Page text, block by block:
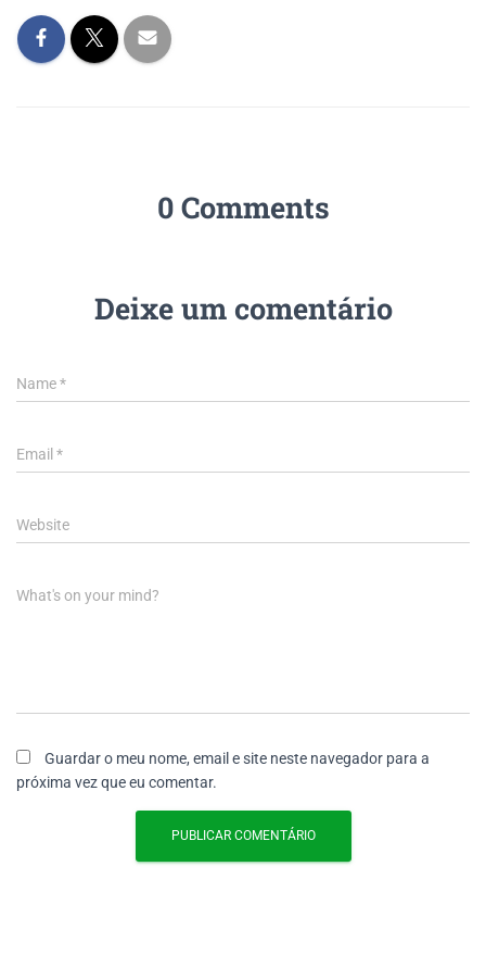
0 Comments
Deixe um comentário
Name*
Email *
Website
What's on your mind?
Guardar o meu nome, email e site neste navegador para a
próxima vez que eu comentar.